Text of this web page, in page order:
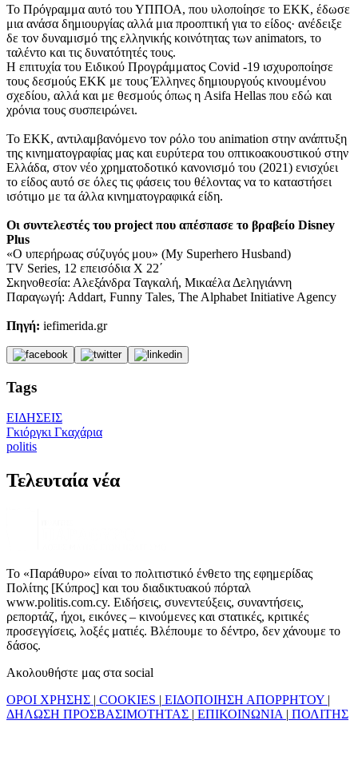
Το Πρόγραμμα αυτό του ΥΠΠΟΑ, που υλοποίησε το ΕΚΚ, έδωσε
μια ανάσα δημιουργίας αλλά μια προοπτική για το είδος· ανέδειξε
δε τον δυναμισμό της ελληνικής κοινότητας των animators, το
ταλέντο και τις δυνατότητές τους.
Η επιτυχία του Ειδικού Προγράμματος Covid -19 ισχυροποίησε
τους δεσμούς ΕΚΚ με τους Έλληνες δημιουργούς κινουμένου
σχεδίου, αλλά και με θεσμούς όπως η Asifa Hellas που εδώ και
χρόνια τους συσπειρώνει.
Το ΕΚΚ, αντιλαμβανόμενο τον ρόλο του animation στην ανάπτυξη
της κινηματογραφίας μας και ευρύτερα του οπτικοακουστικού στην
Ελλάδα, στον νέο χρηματοδοτικό κανονισμό του (2021) ενισχύει
το είδος αυτό σε όλες τις φάσεις του θέλοντας να το καταστήσει
ισότιμο με τα άλλα κινηματογραφικά είδη.
Οι συντελεστές του project που απέσπασε το βραβείο Disney
Plus
«Ο υπερήρωας σύζυγός μου» (My Superhero Husband)
TV Series, 12 επεισόδια X 22΄
Σκηνοθεσία: Αλεξάνδρα Ταγκαλή, Μικαέλα Δεληγιάννη
Παραγωγή: Addart, Funny Tales, The Alphabet Initiative Agency
Πηγή: iefimerida.gr
Tags
ΕΙΔΗΣΕΙΣ
Γκιόργκι Γκαχάρια
politis
Τελευταία νέα
Το «Παράθυρο» είναι το πολιτιστικό ένθετο της εφημερίδας
Πολίτης [Κύπρος] και του διαδικτυακού πόρταλ
www.politis.com.cy. Ειδήσεις, συνεντεύξεις, συναντήσεις,
ρεπορτάζ, ήχοι, εικόνες – κινούμενες και στατικές, κριτικές
προσεγγίσεις, λοξές ματιές. Βλέπουμε το δέντρο, δεν χάνουμε το
δάσος.
Ακολουθήστε μας στα social
ΟΡΟΙ ΧΡΗΣΗΣ | COOKIES | ΕΙΔΟΠΟΙΗΣΗ ΑΠΟΡΡΗΤΟΥ |
ΔΗΛΩΣΗ ΠΡΟΣΒΑΣΙΜΟΤΗΤΑΣ | ΕΠΙΚΟΙΝΩΝΙΑ | ΠΟΛΙΤΗΣ